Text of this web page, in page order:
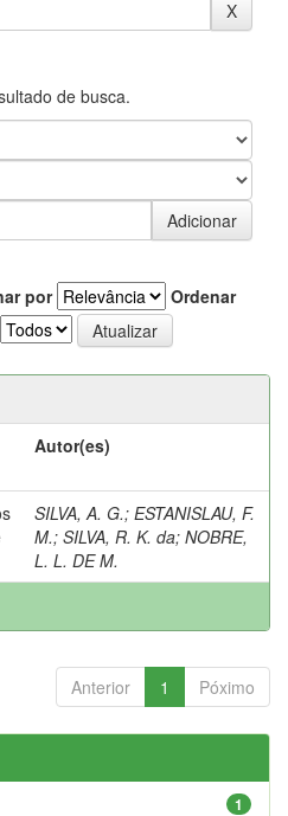
de busca.
por
Ordenar
Autor(es)
SILVA, A. G.; ESTANISLAU, F.
M.; SILVA, R. K. da; NOBRE,
L. L. DE M.
Anterior 1 Póximo
1